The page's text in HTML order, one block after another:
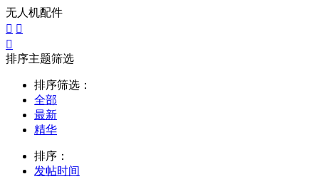
无人机配件
 

排序主题筛选
排序筛选：
全部
最新
精华
排序：
发帖时间